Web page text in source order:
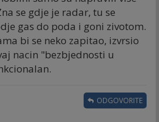
se gdje je radar, tu se
gas do poda i goni zivotom.
bi se neko zapitao, izvrsio
nacin "bezbjednosti u
ODGOVORITE